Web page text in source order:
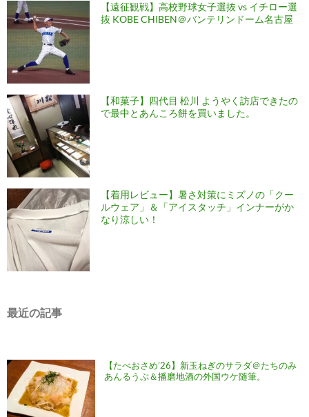
【遠征観戦】高校野球女子選抜 vs イチロー選
抜 KOBE CHIBEN＠バンテリンドーム名古屋
【和菓子】四代目 松川 ようやく訪店できたの
で最中とあんころ餅を買いました。
【着用レビュー】暑さ対策にミズノの「クー
ルウェア」＆「アイスタッチ」インナーがか
なり涼しい！
最近の記事
【たべおさめ’26】新玉ねぎのサラダ＠たちのみ
あんるうぷ＆播磨地酒の外国ウケ随筆。